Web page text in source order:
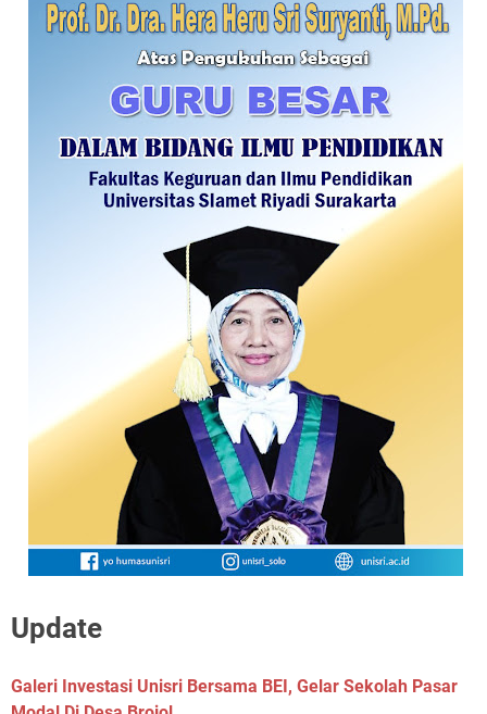
Update
Galeri Investasi Unisri Bersama BEI, Gelar Sekolah Pasar